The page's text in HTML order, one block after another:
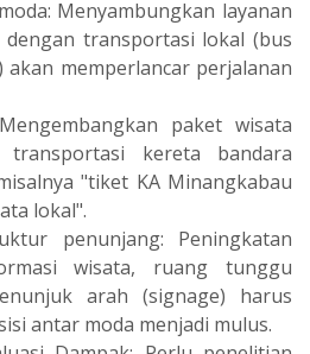
Menyambungkan layanan
dengan transportasi lokal (bus
memperlancar perjalanan
paket wisata
transportasi kereta bandara
"tiket KA Minangkabau
lokal".
penunjang: Peningkatan
wisata, ruang tunggu
arah (signage) harus
antar moda menjadi mulus.